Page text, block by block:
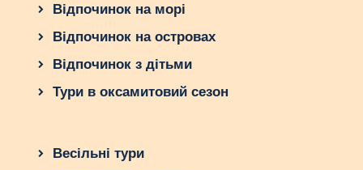
Відпочинок на морі
Відпочинок на островах
Відпочинок з дітьми
Тури в оксамитовий сезон
Весільні тури